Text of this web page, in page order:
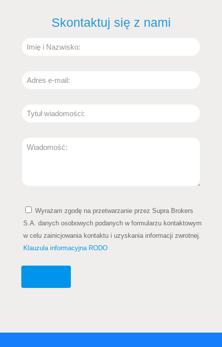
Skontaktuj się z nami
Wyrażam zgodę na przetwarzanie przez Supra Brokers
S.A. danych osobowych podanych w formularzu kontaktowym
w celu zainicjowania kontaktu i uzyskania informacji zwrotnej.
Klauzula informacyjna RODO